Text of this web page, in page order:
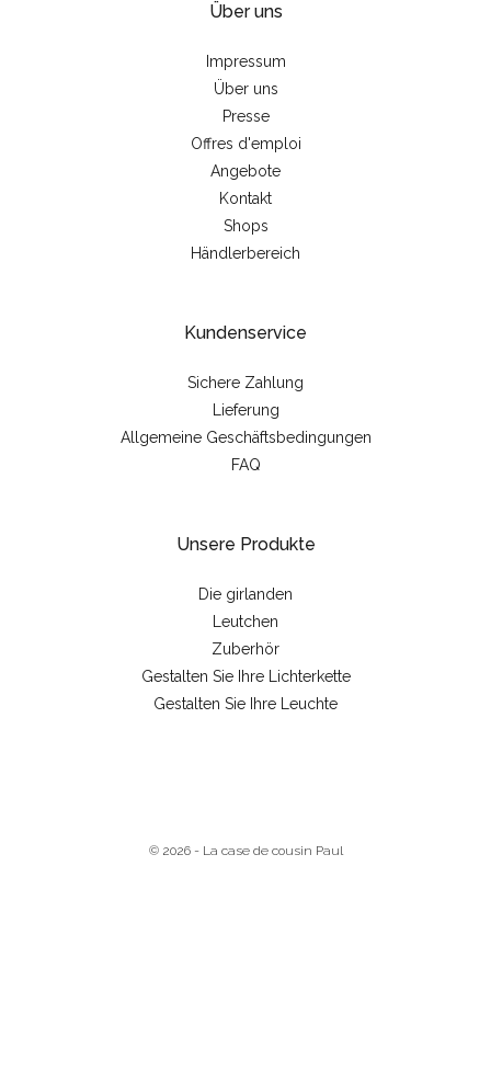
Über uns
Impressum
Über uns
Presse
Offres d'emploi
Angebote
Kontakt
Shops
Händlerbereich
Kundenservice
Sichere Zahlung
Lieferung
Allgemeine Geschäftsbedingungen
FAQ
Unsere Produkte
Die girlanden
Leutchen
Zuberhör
Gestalten Sie Ihre Lichterkette
Gestalten Sie Ihre Leuchte
© 2026 - La case de cousin Paul